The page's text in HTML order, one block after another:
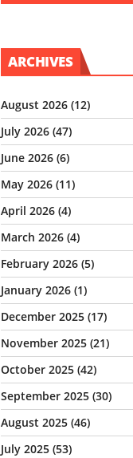
ARCHIVES
August 2026 (12)
July 2026 (47)
June 2026 (6)
May 2026 (11)
April 2026 (4)
March 2026 (4)
February 2026 (5)
January 2026 (1)
December 2025 (17)
November 2025 (21)
October 2025 (42)
September 2025 (30)
August 2025 (46)
July 2025 (53)